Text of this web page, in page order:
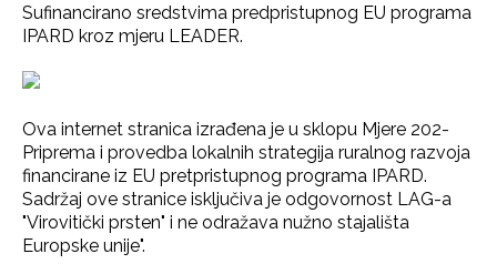
Sufinancirano sredstvima predpristupnog EU programa
IPARD kroz mjeru LEADER.
Ova internet stranica izrađena je u sklopu Mjere 202-
Priprema i provedba lokalnih strategija ruralnog razvoja
financirane iz EU pretpristupnog programa IPARD.
Sadržaj ove stranice isključiva je odgovornost LAG-a
"Virovitički prsten" i ne odražava nužno stajališta
Europske unije".